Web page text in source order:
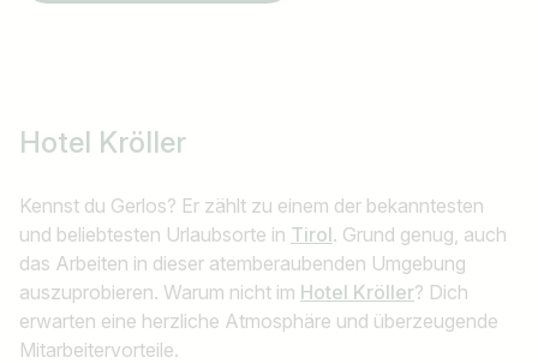
Hotel Kröller
Kennst du Gerlos? Er zählt zu einem der bekanntesten
und beliebtesten Urlaubsorte in Tirol. Grund genug, auch
das Arbeiten in dieser atemberaubenden Umgebung
auszuprobieren. Warum nicht im Hotel Kröller? Dich
erwarten eine herzliche Atmosphäre und überzeugende
Mitarbeitervorteile.
Jobtitel
z.B. Österreich
Land / Bundesland